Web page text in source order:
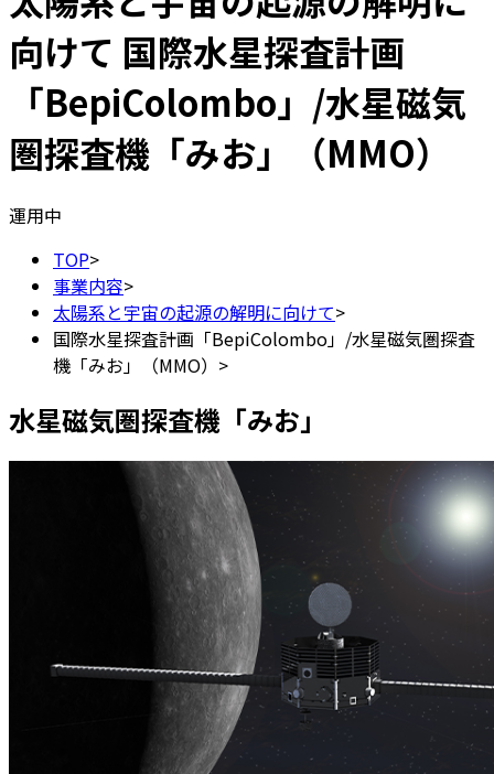
向けて 国際水星探査計画
「BepiColombo」/水星磁気
圏探査機「みお」（MMO）
運用中
TOP>
事業内容>
太陽系と宇宙の起源の解明に向けて>
国際水星探査計画「BepiColombo」/水星磁気圏探査
機「みお」（MMO） >
水星磁気圏探査機「みお」